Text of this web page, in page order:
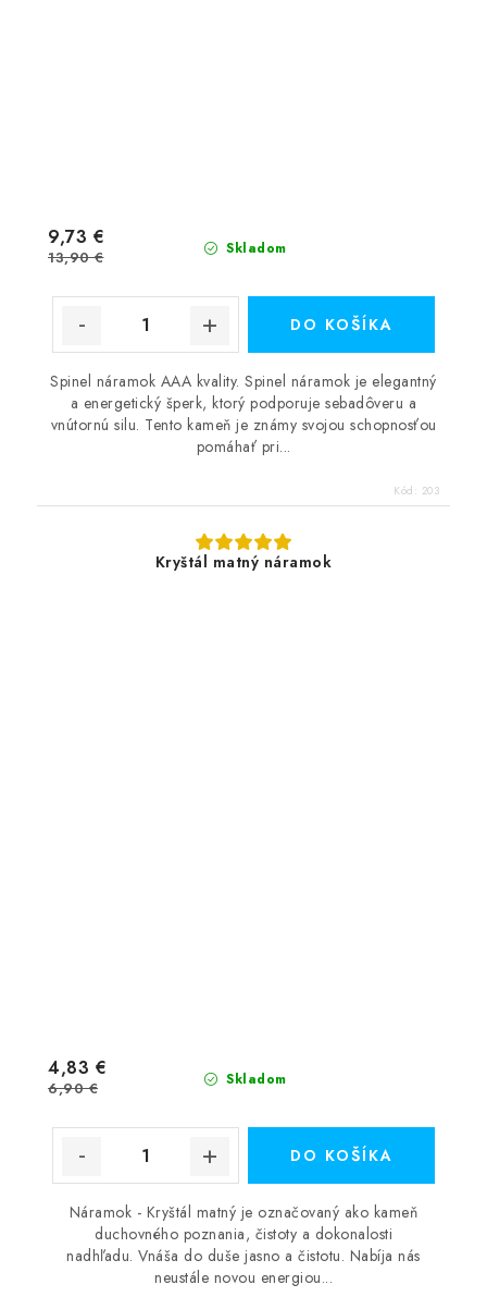
Skladom
9,73 €
13,90 €
DO KOŠÍKA
Spinel náramok AAA kvality. Spinel náramok je elegantný
a energetický šperk, ktorý podporuje sebadôveru a
vnútornú silu. Tento kameň je známy svojou schopnosťou
pomáhať pri...
Kód: 203
Kryštál matný náramok
Skladom
4,83 €
6,90 €
DO KOŠÍKA
Náramok - Kryštál matný je označovaný ako kameň
duchovného poznania, čistoty a dokonalosti
nadhľadu. Vnáša do duše jasno a čistotu. Nabíja nás
neustále novou energiou...